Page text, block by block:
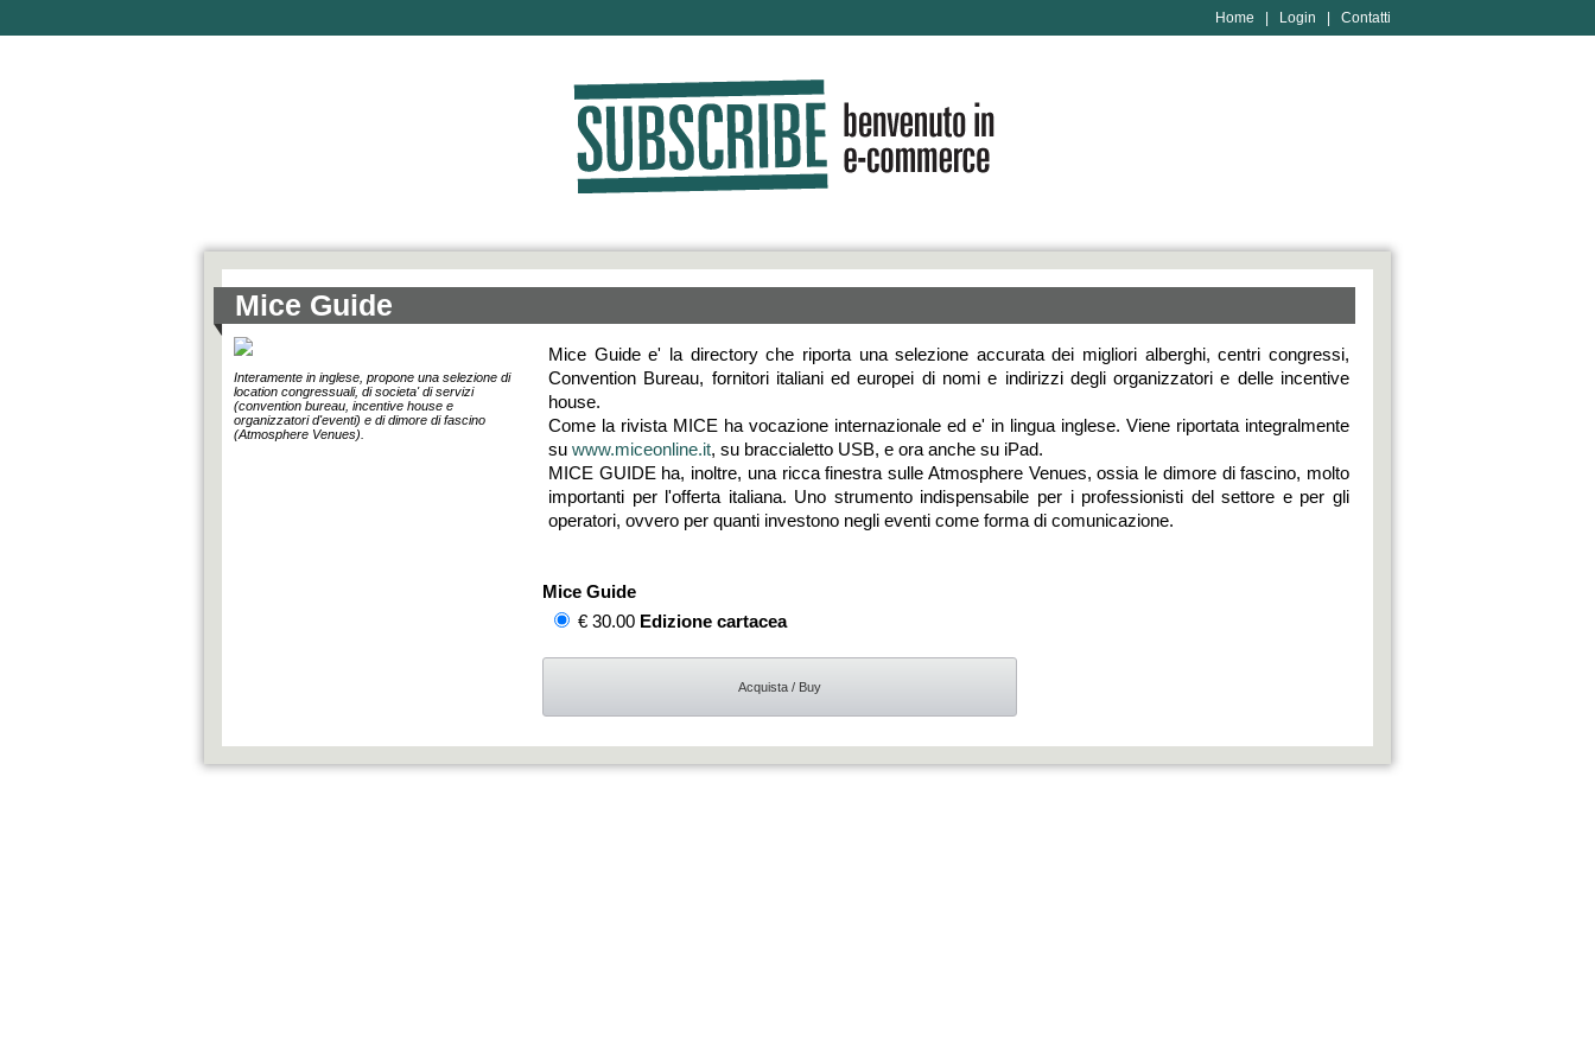
Home Login Contatti
Mice Guide
Interamente in inglese, propone una selezione di
location congressuali, di societa' di servizi
(convention bureau, incentive house e
organizzatori d'eventi) e di dimore di fascino
(Atmosphere Venues).
Mice Guide e' la directory che riporta una selezione accurata dei migliori alberghi, centri congressi,
Convention Bureau, fornitori italiani ed europei di nomi e indirizzi degli organizzatori e delle incentive
house.
Come la rivista MICE ha vocazione internazionale ed e' in lingua inglese. Viene riportata integralmente
su www.miceonline.it, su braccialetto USB, e ora anche su iPad.
MICE GUIDE ha, inoltre, una ricca finestra sulle Atmosphere Venues, ossia le dimore di fascino, molto
importanti per l'offerta italiana. Uno strumento indispensabile per i professionisti del settore e per gli
operatori, ovvero per quanti investono negli eventi come forma di comunicazione.
Mice Guide
€ 30.00 Edizione cartacea